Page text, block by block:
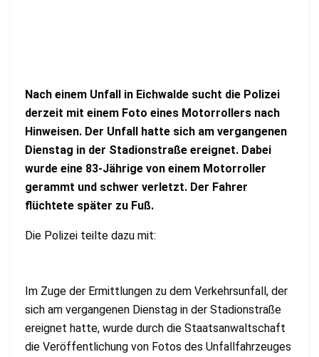
Nach einem Unfall in Eichwalde sucht die Polizei
derzeit mit einem Foto eines Motorrollers nach
Hinweisen. Der Unfall hatte sich am vergangenen
Dienstag in der Stadionstraße ereignet. Dabei
wurde eine 83-Jährige von einem Motorroller
gerammt und schwer verletzt. Der Fahrer
flüchtete später zu Fuß.
Die Polizei teilte dazu mit:
Im Zuge der Ermittlungen zu dem Verkehrsunfall, der
sich am vergangenen Dienstag in der Stadionstraße
ereignet hatte, wurde durch die Staatsanwaltschaft
die Veröffentlichung von Fotos des Unfallfahrzeuges